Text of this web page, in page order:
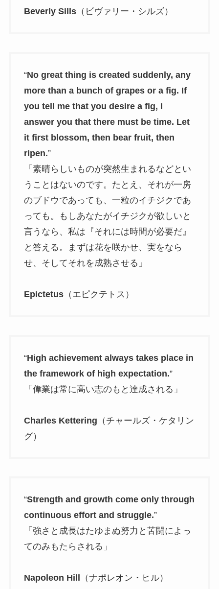
Beverly Sills（ビヴァリー・シルズ）
“No great thing is created suddenly, any
more than a bunch of grapes or a fig. If
you tell me that you desire a fig, I
answer you that there must be time. Let
it first blossom, then bear fruit, then
ripen.”
「素晴らしいものが突然生まれるなどとい
うことはないのです。たとえ、それが一房
のブドウであっても、一粒のイチジクであ
っても。もしあなたがイチジクが欲しいと
言うなら、私は『それには時間が必要だ』
と答える。まずは花を咲かせ、実をなら
せ、そしてそれを成熟させる」
Epictetus（エピクテトス）
“High achievement always takes place in
the framework of high expectation.”
「偉業は常に高い志のもと達成される」
Charles Kettering （チャールズ・ケタリン
グ）
“Strength and growth come only through
continuous effort and struggle.”
「強さと成長はたゆまぬ努力と苦闘によっ
てのみもたらされる」
Napoleon Hill （ナポレオン・ヒル）